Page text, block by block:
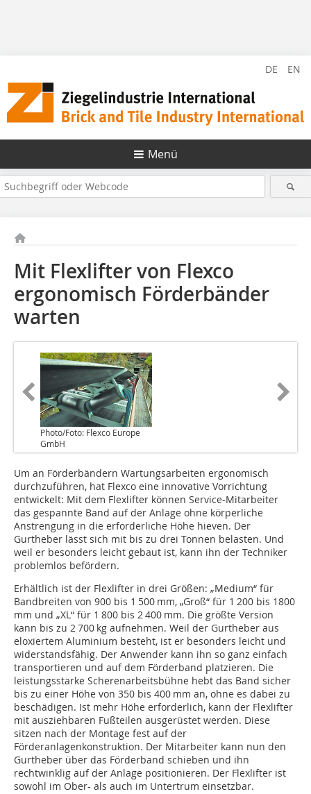
DE EN
Menü
Mit Flexlifter von Flexco
ergonomisch Förderbänder
warten
Photo/Foto: Flexco Europe
GmbH
Um an Förderbändern Wartungsarbeiten ergonomisch
durchzuführen, hat Flexco eine innovative Vorrichtung
entwickelt: Mit dem Flexlifter können Service-Mitarbeiter
das gespannte Band auf der Anlage ohne körperliche
Anstrengung in die erforderliche Höhe hieven. Der
Gurtheber lässt sich mit bis zu drei Tonnen belasten. Und
weil er besonders leicht gebaut ist, kann ihn der Techniker
problemlos befördern.
Erhältlich ist der Flexlifter in drei Größen: „Medium“ für
Bandbreiten von 900 bis 1 500 mm, „Groß“ für 1 200 bis 1800
mm und „XL“ für 1 800 bis 2 400 mm. Die größte Version
kann bis zu 2 700 kg aufnehmen. Weil der Gurtheber aus
eloxiertem Aluminium besteht, ist er besonders leicht und
widerstandsfähig. Der Anwender kann ihn so ganz einfach
transportieren und auf dem Förderband platzieren. Die
leistungsstarke Scherenarbeitsbühne hebt das Band sicher
bis zu einer Höhe von 350 bis 400 mm an, ohne es dabei zu
beschädigen. Ist mehr Höhe erforderlich, kann der Flexlifter
mit ausziehbaren Fußteilen ausgerüstet werden. Diese
sitzen nach der Montage fest auf der
Förderanlagenkonstruktion. Der Mitarbeiter kann nun den
Gurtheber über das Förderband schieben und ihn
rechtwinklig auf der Anlage positionieren. Der Flexlifter ist
sowohl im Ober- als auch im Untertrum einsetzbar.